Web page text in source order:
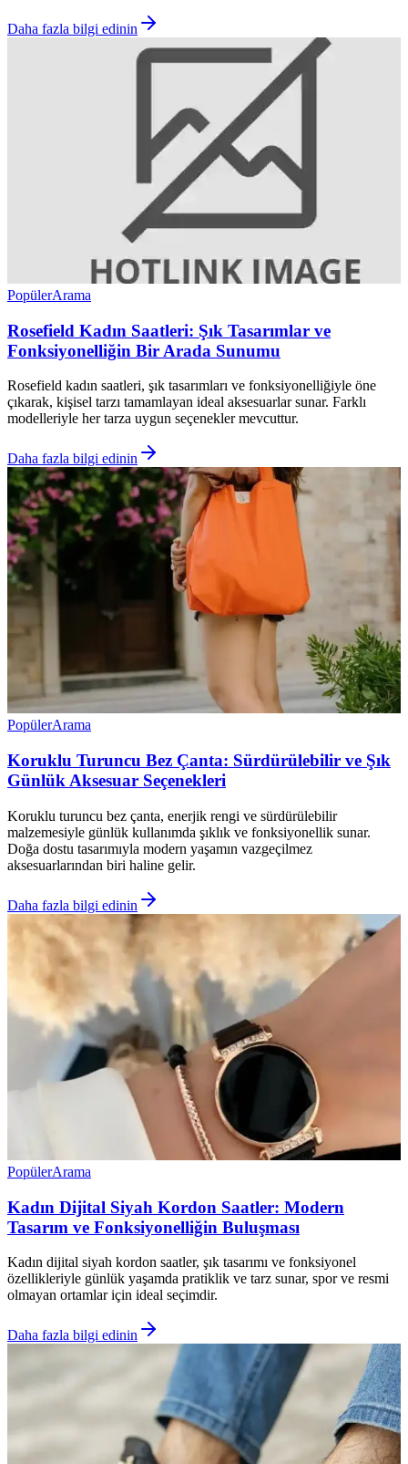
Daha fazla bilgi edinin
PopülerArama
Rosefield Kadın Saatleri: Şık Tasarımlar ve
Fonksiyonelliğin Bir Arada Sunumu
Rosefield kadın saatleri, şık tasarımları ve fonksiyonelliğiyle öne
çıkarak, kişisel tarzı tamamlayan ideal aksesuarlar sunar. Farklı
modelleriyle her tarza uygun seçenekler mevcuttur.
Daha fazla bilgi edinin
PopülerArama
Koruklu Turuncu Bez Çanta: Sürdürülebilir ve Şık
Günlük Aksesuar Seçenekleri
Koruklu turuncu bez çanta, enerjik rengi ve sürdürülebilir
malzemesiyle günlük kullanımda şıklık ve fonksiyonellik sunar.
Doğa dostu tasarımıyla modern yaşamın vazgeçilmez
aksesuarlarından biri haline gelir.
Daha fazla bilgi edinin
PopülerArama
Kadın Dijital Siyah Kordon Saatler: Modern
Tasarım ve Fonksiyonelliğin Buluşması
Kadın dijital siyah kordon saatler, şık tasarımı ve fonksiyonel
özellikleriyle günlük yaşamda pratiklik ve tarz sunar, spor ve resmi
olmayan ortamlar için ideal seçimdir.
Daha fazla bilgi edinin